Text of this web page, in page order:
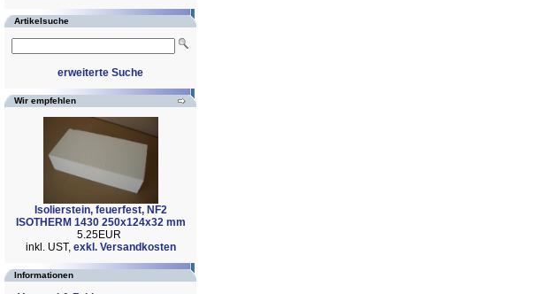
Artikelsuche
erweiterte Suche
Wir empfehlen
Isolierstein, feuerfest, NF2
ISOTHERM 1430 250x124x32 mm
5.25EUR
inkl. UST, exkl. Versandkosten
Informationen